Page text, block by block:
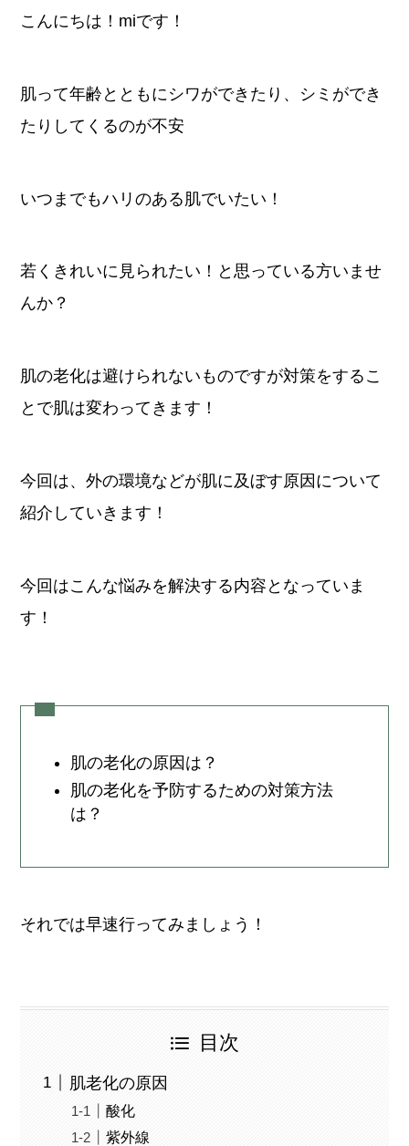
こんにちは！miです！
肌って年齢とともにシワができたり、シミができ
たりしてくるのが不安
いつまでもハリのある肌でいたい！
若くきれいに見られたい！と思っている方いませ
んか？
肌の老化は避けられないものですが対策をするこ
とで肌は変わってきます！
今回は、外の環境などが肌に及ぼす原因について
紹介していきます！
今回はこんな悩みを解決する内容となっていま
す！
肌の老化の原因は？
肌の老化を予防するための対策方法
は？
それでは早速行ってみましょう！
目次
肌老化の原因
酸化
紫外線